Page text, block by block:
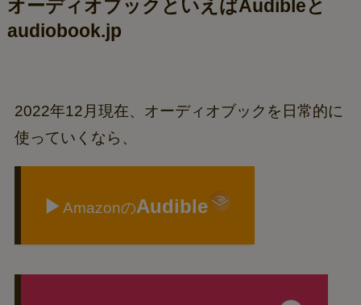
オーディオブックといえばAudibleと
audiobook.jp
2022年12月現在、オーディオブックを日常的に
使っていくなら、
▶AmazonのAudible